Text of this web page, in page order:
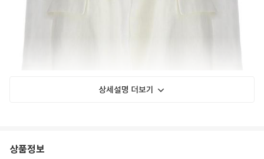
상세설명 더보기
상품정보